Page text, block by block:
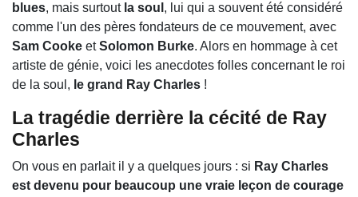
blues, mais surtoutla soul , lui qui a souvent été considéré
comme l'un des pères fondateurs de ce mouvement, avec
Sam Cooke etSolomon Burke. Alors en hommage à cet
artiste de génie, voici les anecdotes folles concernant le roi
de la soul, le grand Ray Charles !
La tragédie derrière la cécité de Ray
Charles
On vous en parlait il y a quelques jours : si Ray Charles
est devenu pour beaucoup une vraie leçon de courage